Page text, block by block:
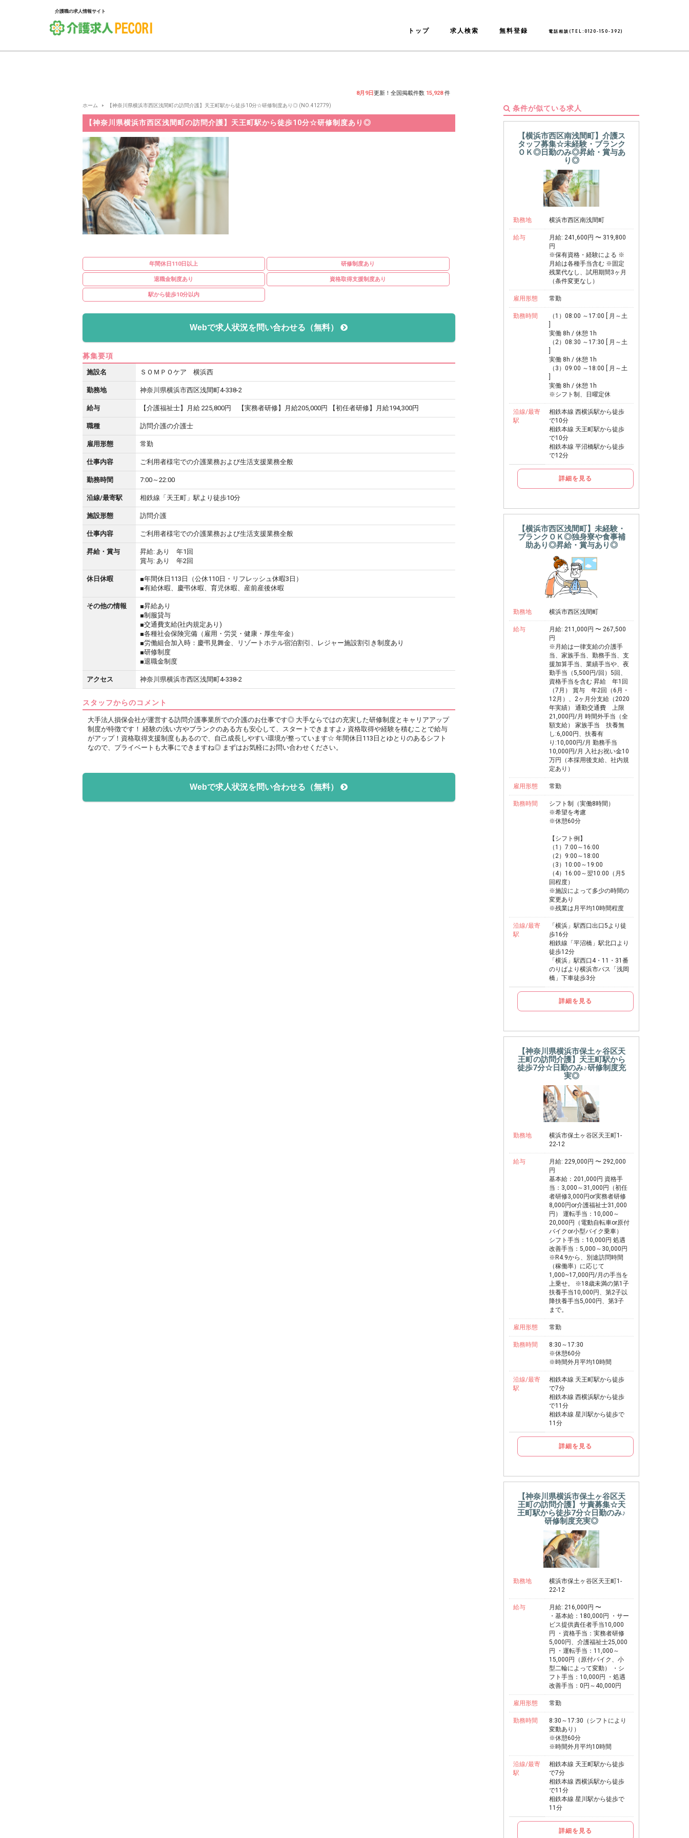
介護職の求人情報サイト
トップ 求人検索 無料登録 電話相談(TEL:0120-150-392)
8月9日更新！全国掲載件数 15,928件
ホーム 【神奈川県横浜市西区浅間町の訪問介護】天王町駅から徒歩10分☆研修制度あり◎ (NO.412779)
【神奈川県横浜市西区浅間町の訪問介護】天王町駅から徒歩10分☆研修制度あり◎
年間休日110日以上 研修制度あり
退職金制度あり 資格取得支援制度あり
駅から徒歩10分以内
Webで求人状況を問い合わせる（無料）
募集要項
施設名 ＳＯＭＰＯケア 横浜西
勤務地 神奈川県横浜市西区浅間町4-338-2
給与 【介護福祉士】月給 225,800円 【実務者研修】月給205,000円 【初任者研修】月給194,300円
職種 訪問介護の介護士
雇用形態 常勤
仕事内容 ご利用者様宅での介護業務および生活支援業務全般
勤務時間 7:00～22:00
沿線/最寄駅 相鉄線「天王町」駅より徒歩10分
施設形態 訪問介護
仕事内容 ご利用者様宅での介護業務および生活支援業務全般
昇給・賞与
昇給: あり 年1回
賞与: あり 年2回
休日休暇
■年間休日113日（公休110日・リフレッシュ休暇3日）
■有給休暇、慶弔休暇、育児休暇、産前産後休暇
その他の情報
■昇給あり
■制服貸与
■交通費支給(社内規定あり)
■各種社会保険完備（雇用・労災・健康・厚生年金）
■労働組合加入時：慶弔見舞金、リゾートホテル宿泊割引、レジャー施設割引き制度あり
■研修制度
■退職金制度
アクセス 神奈川県横浜市西区浅間町4-338-2
スタッフからのコメント
大手法人損保会社が運営する訪問介護事業所での介護のお仕事です◎ 大手ならではの充実した研修制度とキャリアアップ
制度が特徴です！ 経験の浅い方やブランクのある方も安心して、スタートできますよ♪ 資格取得や経験を積むことで給与
がアップ！資格取得支援制度もあるので、自己成長しやすい環境が整っています☆ 年間休日113日とゆとりのあるシフト
なので、プライベートも大事にできますね◎ まずはお気軽にお問い合わせください。
Webで求人状況を問い合わせる（無料）
条件が似ている求人
【横浜市西区南浅間町】介護ス
タッフ募集☆未経験・ブランク
ＯＫ◎日勤のみ◎昇給・賞与あ
り◎
勤務地 横浜市西区南浅間町
給与
月給: 241,600円 〜 319,800
円
※保有資格・経験による ※
月給は各種手当含む ※固定
残業代なし、試用期間3ヶ月
（条件変更なし）
雇用形態 常勤
勤務時間
（1）08:00 ～17:00 [ 月～土
実働 8h / 休憩 1h
（2）08:30 ～17:30 [ 月～土
実働 8h / 休憩 1h
（3）09:00 ～18:00 [ 月～土
実働 8h / 休憩 1h
※シフト制、日曜定休
沿線/最寄
駅
相鉄本線 西横浜駅から徒歩
で10分
相鉄本線 天王町駅から徒歩
で10分
相鉄本線 平沼橋駅から徒歩
で12分
詳細を見る
【横浜市西区浅間町】未経験・
ブランクＯＫ◎独身寮や食事補
助あり◎昇給・賞与あり◎
勤務地 横浜市西区浅間町
給与
月給: 211,000円 〜 267,500
円
※月給は一律支給の介護手
当、家族手当、勤務手当、支
援加算手当、業績手当や、夜
勤手当（5,500円/回）5回、
資格手当を含む 昇給 年1回
（7月） 賞与 年2回（6月・
12月）、2ヶ月分支給（2020
年実績） 通勤交通費 上限
21,000円/月 時間外手当（全
額支給） 家族手当 扶養無
し:6,000円、扶養有
り:10,000円/月 勤務手当
10,000円/月 入社お祝い金10
万円（本採用後支給、社内規
定あり）
雇用形態 常勤
勤務時間
シフト制（実働8時間）
※希望を考慮
※休憩60分
【シフト例】
（1）7:00～16:00
（2）9:00～18:00
（3）10:00～19:00
（4）16:00～翌10:00（月5
回程度）
※施設によって多少の時間の
変更あり
※残業は月平均10時間程度
沿線/最寄
駅
「横浜」駅西口出口5より徒
歩16分
相鉄線「平沼橋」駅北口より
徒歩12分
「横浜」駅西口4・11・31番
のりばより横浜市バス「浅岡
橋」下車徒歩3分
詳細を見る
【神奈川県横浜市保土ヶ谷区天
王町の訪問介護】天王町駅から
徒歩7分☆日勤のみ♪研修制度充
実◎
勤務地
横浜市保土ヶ谷区天王町1-
22-12
給与
月給: 229,000円 〜 292,000
円
基本給：201,000円 資格手
当：3,000～31,000円（初任
者研修3,000円or実務者研修
8,000円or介護福祉士31,000
円） 運転手当：10,000～
20,000円（電動自転車or原付
バイクor小型バイク乗車）
シフト手当：10,000円 処遇
改善手当：5,000～30,000円
※R4.9から、別途訪問時間
（稼働率）に応じて
1,000~17,000円/月の手当を
上乗せ。 ※18歳未満の第1子
扶養手当10,000円、第2子以
降扶養手当5,000円、第3子
まで。
雇用形態 常勤
勤務時間
8:30～17:30
※休憩60分
※時間外月平均10時間
沿線/最寄
駅
相鉄本線 天王町駅から徒歩
で7分
相鉄本線 西横浜駅から徒歩
で11分
相鉄本線 星川駅から徒歩で
11分
詳細を見る
【神奈川県横浜市保土ヶ谷区天
王町の訪問介護】サ責募集☆天
王町駅から徒歩7分☆日勤のみ♪
研修制度充実◎
勤務地
横浜市保土ヶ谷区天王町1-
22-12
給与
月給: 216,000円 〜
・基本給：180,000円 ・サー
ビス提供責任者手当10,000
円 ・資格手当：実務者研修
5,000円、介護福祉士25,000
円 ・運転手当：11,000～
15,000円（原付バイク、小
型二輪によって変動） ・シ
フト手当：10,000円 ・処遇
改善手当：0円～40,000円
雇用形態 常勤
勤務時間
8:30～17:30（シフトにより
変動あり）
※休憩60分
※時間外月平均10時間
沿線/最寄
駅
相鉄本線 天王町駅から徒歩
で7分
相鉄本線 西横浜駅から徒歩
で11分
相鉄本線 星川駅から徒歩で
11分
詳細を見る